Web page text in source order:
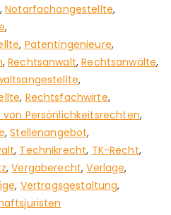
,Notarfachangestellte,
,
, Patentingenieure,
,Rechtsanwalt,Rechtsanwälte,
,
, Rechtsfachwirte,
von Persönlichkeitsrechten,
,Stellenangebot,
, Technikrecht, TK-Recht,
,Vergaberecht,Verlage,
, Vertragsgestaltung,